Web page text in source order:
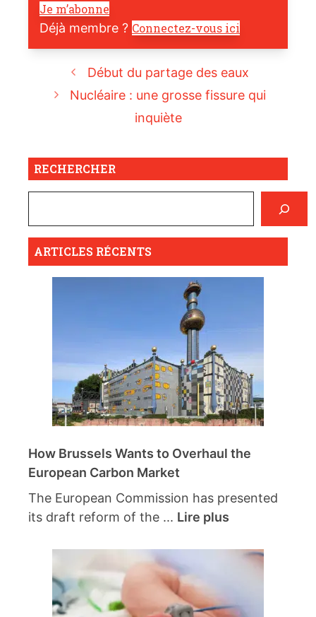
Je m’abonne
Déjà membre ? Connectez-vous ici
Début du partage des eaux
Nucléaire : une grosse fissure qui
inquiète
RECHERCHER
ARTICLES RÉCENTS
How Brussels Wants to Overhaul the
European Carbon Market
The European Commission has presented
its draft reform of the ... Lire plus